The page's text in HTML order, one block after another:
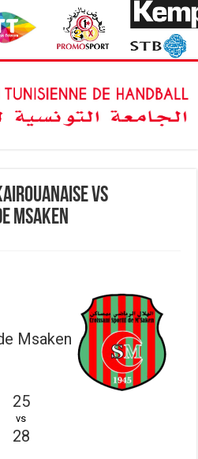
vs
Msaken
Msaken
25
vs
28